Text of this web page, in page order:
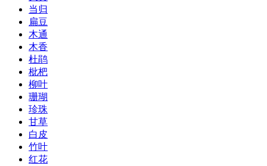
当归
扁豆
木通
木香
杜鹃
枇杷
柳叶
珊瑚
珍珠
甘草
白皮
竹叶
红花